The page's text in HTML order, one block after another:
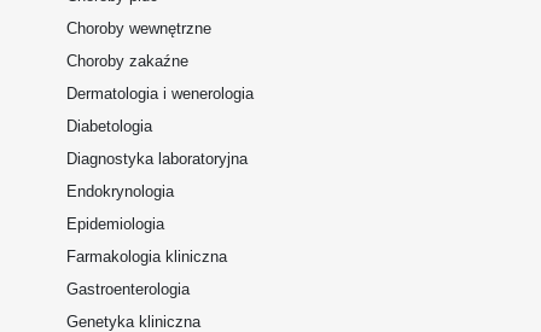
Choroby wewnętrzne
Choroby zakaźne
Dermatologia i wenerologia
Diabetologia
Diagnostyka laboratoryjna
Endokrynologia
Epidemiologia
Farmakologia kliniczna
Gastroenterologia
Genetyka kliniczna